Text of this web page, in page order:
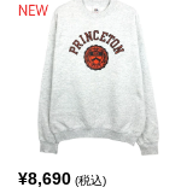
¥8,690 (税込)